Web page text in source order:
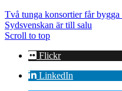
Två tunga konsortier får
Sydsvenskan är till salu
Scroll to top
Flickr
LinkedIn